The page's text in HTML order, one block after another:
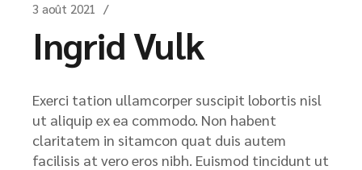
3 août 2021
Ingrid Vulk
Exerci tation ullamcorper suscipit lobortis nisl
ut aliquip ex ea commodo. Non habent
claritatem in sitamcon quat duis autem
facilisis at vero eros nibh. Euismod tincidunt ut